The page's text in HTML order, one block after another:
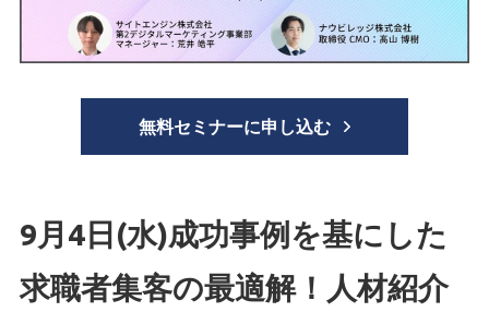
無料セミナーに申し込む
9月4日(水)成功事例を基にした
求職者集客の最適解！人材紹介